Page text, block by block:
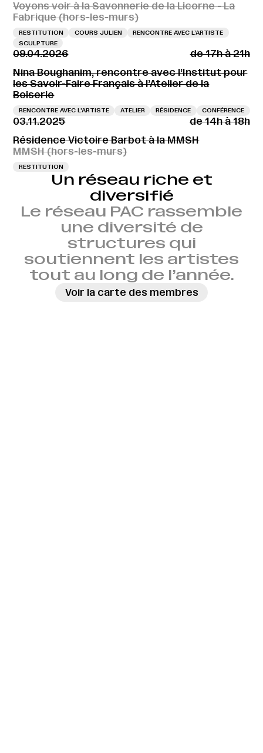
Voyons voir à la Savonnerie de la Licorne - La
Fabrique (hors-les-murs)
RESTITUTION COURS JULIEN
RENCONTRE AVEC L’ARTISTE
SCULPTURE
09.04.2026
de 17h à 21h
Nina Boughanim, rencontre avec l’Institut pour
les Savoir-Faire Français à l’Atelier de la
Boiserie
RENCONTRE AVEC L’ARTISTE ATELIER RÉSIDENCE CONFÉRENCE
03.11.2025
de 14h à 18h
Résidence Victoire Barbot à la MMSH
MMSH (hors-les-murs)
RESTITUTION
Un réseau riche et
diversifié
Le réseau PAC rassemble
une diversité de
structures qui
soutiennent les artistes
tout au long de l’année.
Voir la carte des membres